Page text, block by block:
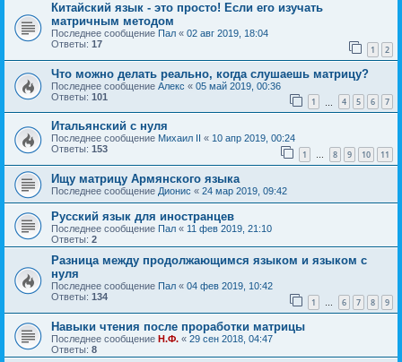
Китайский язык - это просто! Если его изучать
матричным методом
Последнее сообщение Пал « 02 авг 2019, 18:04
Ответы: 17 1 2
Что можно делать реально, когда слушаешь матрицу?
Последнее сообщение Алекс « 05 май 2019, 00:36
Ответы: 101 1 4 5 6 7
Итальянский с нуля
Последнее сообщение Михаил II « 10 апр 2019, 00:24
Ответы: 153 1 … 8 9 10 11
Ищу матрицу Армянского языка
Последнее сообщение Дионис « 24 мар 2019, 09:42
Русский язык для иностранцев
Последнее сообщение Пал « 11 фев 2019, 21:10
Ответы: 2
Разница между продолжающимся языком и языком с
нуля
Последнее сообщение Пал « 04 фев 2019, 10:42
Ответы: 134 1 … 6 7 8 9
Навыки чтения после проработки матрицы
Последнее сообщение Н.Ф. « 29 сен 2018, 04:47
Ответы: 8